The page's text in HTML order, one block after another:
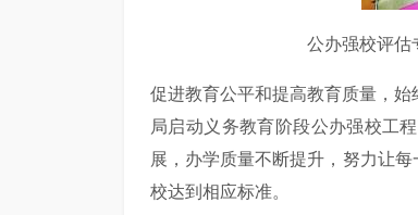
公办强校评估
促进教育公平和提高教育质量，
局启动义务教育阶段公办强校工
展，办学质量不断提升，努力让
校达到相应标准。